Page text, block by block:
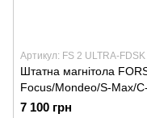
Артикул: FS 2 ULTRA-FDSK
Штатна магнітола
Focus/Mondeo/S-Max/
7"\;, silver) 2005-2011
7 100 грн